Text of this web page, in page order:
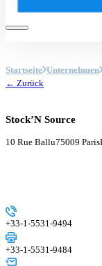
Startseite Unternehmen
← Zurück
Stock’N Source
10 Rue Ballu75009 Paris
+33-1-5531-9494
+33-1-5531-9484